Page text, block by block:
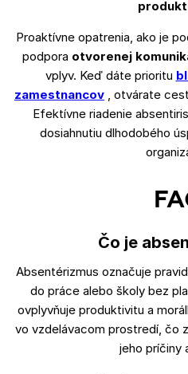
Proaktívne opatrenia, ako je
podpora otvorenej
vplyv. Keď dáte prioritu
zamestnancov , otvárate
Efektívne riadenie
dosiahnutiu dlhodobého
Čo je
Absentérizmus označuje
do práce alebo školy bez
ovplyvňuje produktivitu a
vo vzdelávacom prostredí, čo
jeho príčiny